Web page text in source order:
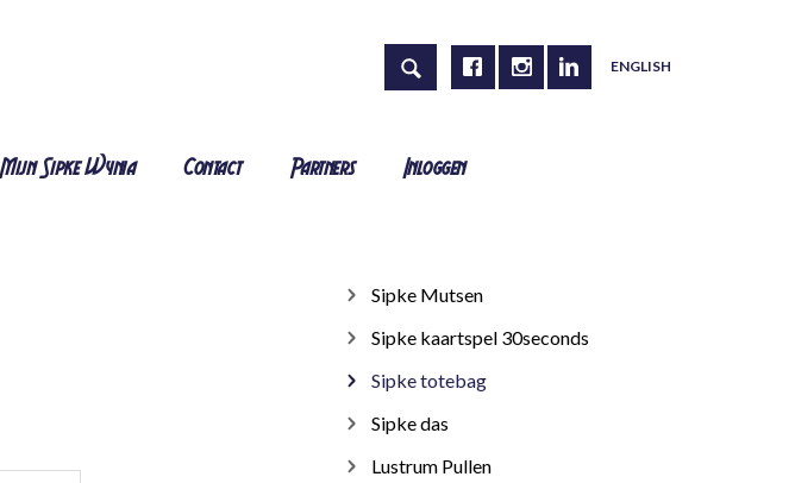
Mijn Sipke Wynia Contact Partners Inloggen
ENGLISH
Sipke Mutsen
Sipke kaartspel 30seconds
Sipke totebag
Sipke das
Lustrum Pullen